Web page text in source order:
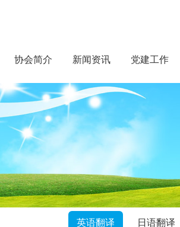
协会简介 新闻资讯 党建工作
英语翻译 日语翻译